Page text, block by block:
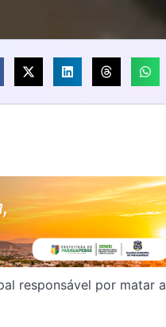
responsável por matar a